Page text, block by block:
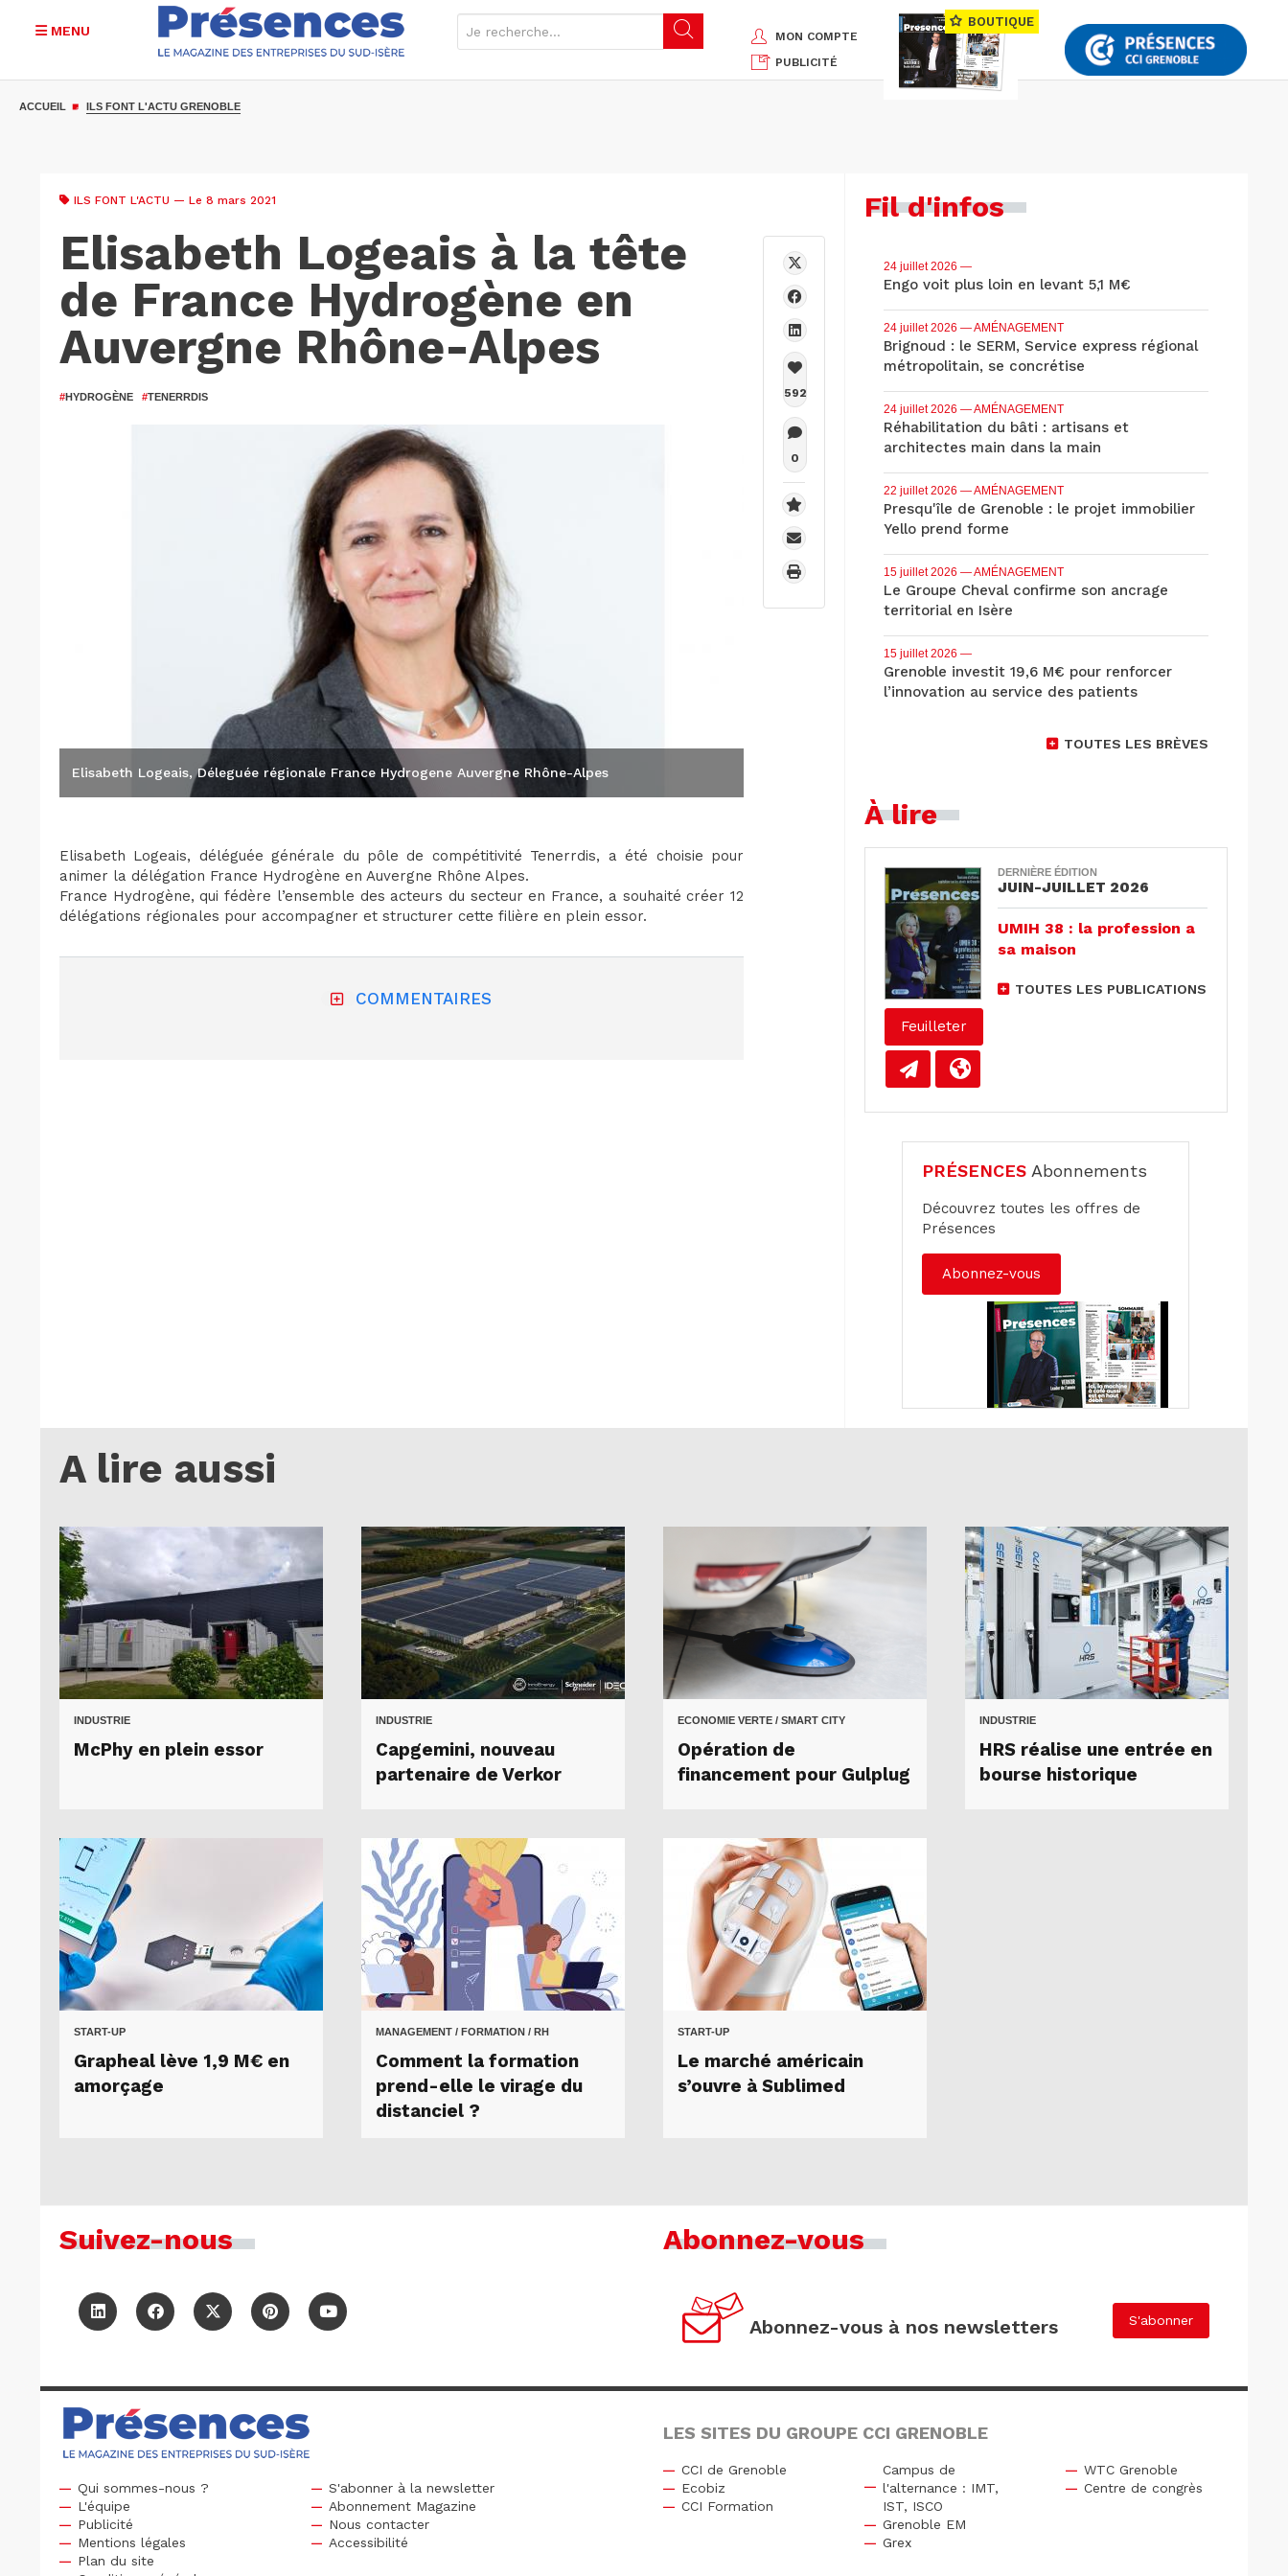
MENU
MON COMPTE
PUBLICITÉ
BOUTIQUE
ACCUEIL ILS FONT L'ACTU GRENOBLE
ILS FONT L'ACTU — Le 8 mars 2021
Elisabeth Logeais à la tête
de France Hydrogène en
Auvergne Rhône-Alpes
#HYDROGÈNE #TENERRDIS
Elisabeth Logeais, Déleguée régionale France Hydrogene Auvergne Rhône-Alpes
Elisabeth Logeais, déléguée générale du pôle de compétitivité Tenerrdis, a été choisie pour
animer la délégation France Hydrogène en Auvergne Rhône Alpes.
France Hydrogène, qui fédère l’ensemble des acteurs du secteur en France, a souhaité créer 12
délégations régionales pour accompagner et structurer cette filière en plein essor.
COMMENTAIRES
592
0
Fil d'infos
24 juillet 2026 —
Engo voit plus loin en levant 5,1 M€
24 juillet 2026 — AMÉNAGEMENT
Brignoud : le SERM, Service express régional
métropolitain, se concrétise
24 juillet 2026 — AMÉNAGEMENT
Réhabilitation du bâti : artisans et
architectes main dans la main
22 juillet 2026 — AMÉNAGEMENT
Presqu'île de Grenoble : le projet immobilier
Yello prend forme
15 juillet 2026 — AMÉNAGEMENT
Le Groupe Cheval confirme son ancrage
territorial en Isère
15 juillet 2026 —
Grenoble investit 19,6 M€ pour renforcer
l’innovation au service des patients
TOUTES LES BRÈVES
À lire
Feuilleter
DERNIÈRE ÉDITION
JUIN-JUILLET 2026
UMIH 38 : la profession a
sa maison
TOUTES LES PUBLICATIONS
PRÉSENCES Abonnements
Découvrez toutes les offres de
Présences
Abonnez-vous
A lire aussi
INDUSTRIE
McPhy en plein essor
INDUSTRIE
Capgemini, nouveau
partenaire de Verkor
ECONOMIE VERTE / SMART CITY
Opération de
financement pour Gulplug
INDUSTRIE
HRS réalise une entrée en
bourse historique
START-UP
Grapheal lève 1,9 M€ en
amorçage
MANAGEMENT / FORMATION / RH
Comment la formation
prend-elle le virage du
distanciel ?
START-UP
Le marché américain
s’ouvre à Sublimed
Suivez-nous Abonnez-vous
Abonnez-vous à nos newsletters S'abonner
Qui sommes-nous ?
L'équipe
Publicité
S'abonner à la newsletter
Abonnement Magazine
Nous contacter
Mentions légales
Plan du site
Accessibilité
LES SITES DU GROUPE CCI GRENOBLE
CCI de Grenoble
Ecobiz
CCI Formation
Campus de
l'alternance : IMT,
IST, ISCO
Grenoble EM
Grex
WTC Grenoble
Centre de congrès